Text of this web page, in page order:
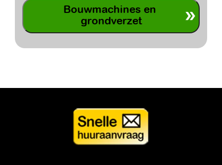
Bouwmachines en
grondverzet